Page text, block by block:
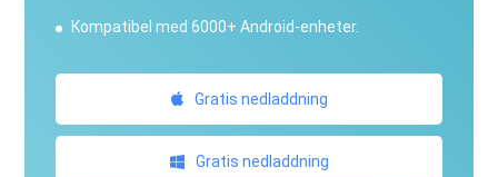
Kompatibel med 6000+ Android-enheter.
Gratis nedladdning
Gratis nedladdning